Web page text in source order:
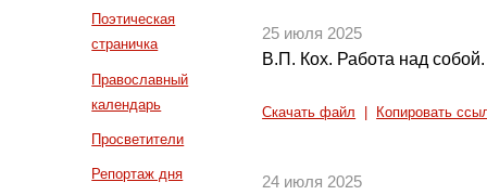
Поэтическая
страничка
Православный
календарь
Просветители
Репортаж дня
25 июля 2025
В.П. Кох. Работа над
Скачать файл Копировать
24 июля 2025